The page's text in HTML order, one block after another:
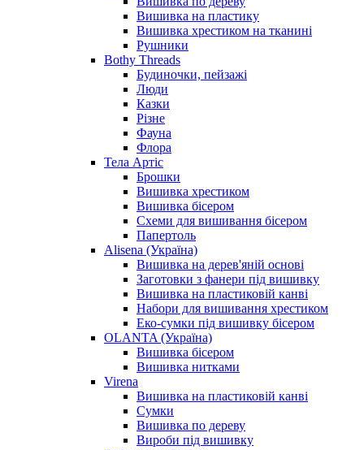
Вишивка на пластику
Вишивка хрестиком на тканині
Рушники
Bothy Threads
Будиночки, пейзажі
Люди
Казки
Різне
Фауна
Флора
Тела Артіс
Брошки
Вишивка хрестиком
Вишивка бісером
Схеми для вишивання бісером
Папертоль
Alisena (Україна)
Вишивка на дерев'яній основі
Заготовки з фанери під вишивку
Вишивка на пластиковій канві
Набори для вишивання хрестиком
Еко-сумки під вишивку бісером
OLANTA (Україна)
Вишивка бісером
Вишивка нитками
Virena
Вишивка на пластиковій канві
Сумки
Вишивка по дереву
Вироби під вишивку